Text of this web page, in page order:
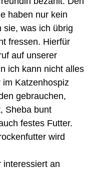
haben nur kein
sie, was ich übrig
fressen. Hierfür
auf unserer
ich kann nicht alles
im Katzenhospiz
gebrauchen,
Sheba bunt
festes Futter.
wird
interessiert an